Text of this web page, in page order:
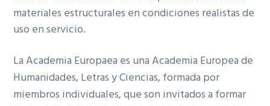
materiales estructurales en condiciones realistas de
uso en servicio.
La Academia Europaea es una Academia Europea de
Humanidades, Letras y Ciencias, formada por
miembros individuales, que son invitados a formar